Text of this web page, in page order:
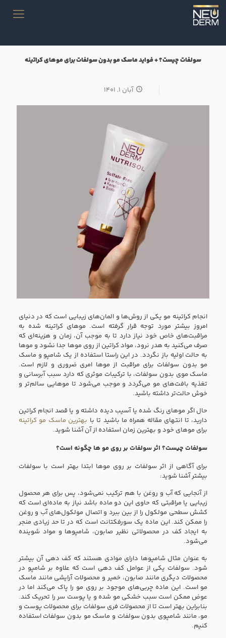
سولفات چیست؟ + فواید ماسک مو بدون سولفات برای موهای کراتینه
آبان ۱, ۱۴۰۱
انجام کراتینه مو یکی از روش‌ها و المان‌های زیبایی است که در دنیای
امروز بیشتر مورد توجه قرار گرفته است. موهای کراتینه شده به
مراقبت‌های خاص خود نیاز دارد تا به موجب آن، زمان و هزینه‌ای که
صرف می‌کنید به هدر نرود، مواد کراتین از روی موها جدا نشود و موها
به حالت اولیه باز نگردد. در این راستا استفاده از یک شامپو و ماسک
مو بدون سولفات برای مراقبت از موها امری ضروری و لازم است.
ماسک موی بدون سولفات، با ترکیبات موثری که دارد سبب آبرسانی و
تغذیه بافت‌های مو می‌گردد و موجب می‌شود تا موهایی سالم‌تر و
خوش حالت‌تر داشته باشید.
حال اگر موهای رنگ شده یا آسیب دیده داشته و یا قصد انجام کراتین
دارید، تا انتهای مقاله همراه ما باشید تا با بهترین ماسک مو کراتینه
برای موهای خود و بهترین زمان استفاده از آن آشنا شوید.
سولفات چیست؟ اثر سولفات بر روی مو ها چگونه است؟
برای آگاهی از اثر سولفات بر روی موها ابتدا بهتر است با سولفات
بیشتر آشنا شوید:
از آنجایی که آب و روغن با هم ترکیب نمی‌شود، پس برای هر محصول
زیبایی یا مراقبتی که حاوی این دو ماده باشد نیاز به ماده‌ای است که
کشش سطحی مولکول را از بین ببرد و اتصال مولکول‌های آب و روغن
را ممکن کند. این ماده یک سورفکتانت است که در تا حد زیادی منجر
به ایجاد کف در محصولاتی نظیر صابون‌، شامپوها و مواد شوینده
می‌شود.
به عنوان مثال شامپوها دارای موادی هستند که کف دهی آن بیشتر
شود. سولفات یکی از عوامل کف دهی است که علاوه بر شامپو در
محصولات دیگری مانند صابون، خمیر و محصولات آرایشی مانند ماسک
مو است. این ماده چربی‌های موجود بر روی مو را پاک می‌کند اما در
عوض ممکن است سبب خشکی مو شده و یا پوست سر را تحریک کند.
بنابراین بهتر است تا از محصولات فری سولفات برای محصولات پوست و
مو، مانند شامپوی بدون سولفات و ماسک مو بدون سولفات استفاده
کنیم.